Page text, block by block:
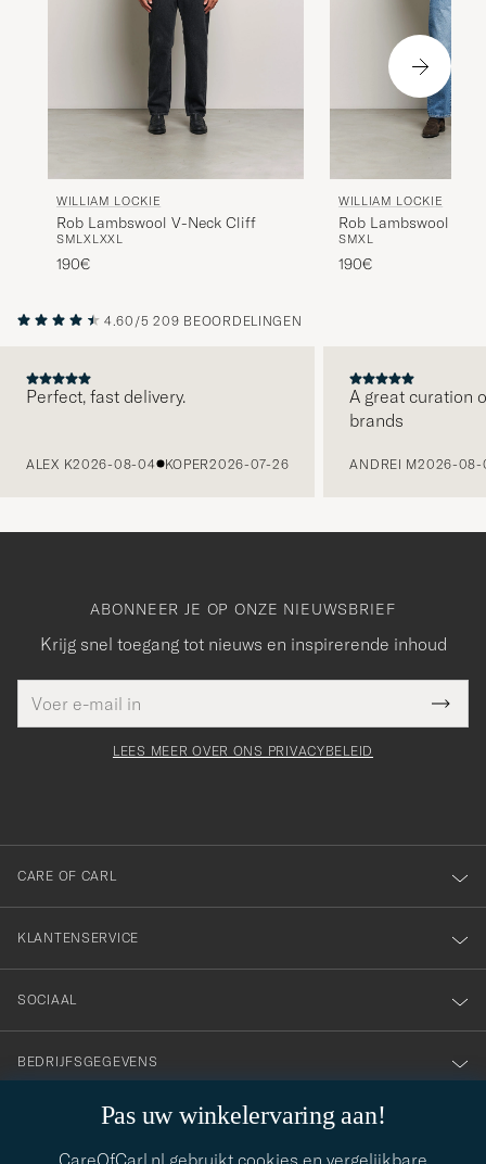
WILLIAM LOCKIE
Rob Lambswool V-Neck Cliff
SMLXL XXL
190€
WILLIAM LOCKIE
Rob Lambswool V-
SMXL
190€
4.60/5 209 BEOORDELINGEN
Perfect, fast delivery.
ALEX K2026-08-04 KOPER2026-07-26
A great curation
brands
ANDREI M2026-08-
Pas uw winkelervaring aan!
CareOfCarl.nl gebruikt cookies en vergelijkbare
ABONNEER JE OP ONZE NIEUWSBRIEF
Krijg snel toegang tot nieuws en inspirerende inhoud
mailadres
veldBedankt
voor
onze
nieuwsbrief!
LEES MEER OVER ONS PRIVACYBELEID
CARE OF CARL
KLANTENSERVICE
SOCIAAL
BEDRIJFSGEGEVENS